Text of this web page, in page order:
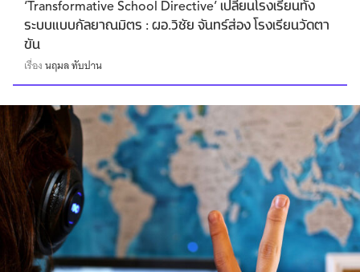
‘Transformative School Directive’ เปลี่ยนโรงเรียนทั้ง
ระบบแบบกัลยาณมิตร : ผอ.วิชัย จันทร์ส่อง โรงเรียนวัดตา
ขัน
เรื่องนฤมล ทับปาน